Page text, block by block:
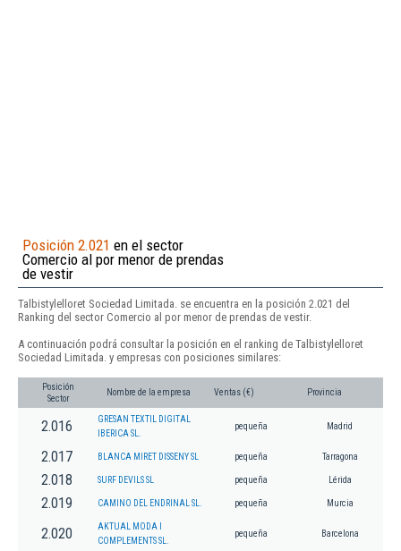
Posición 2.021 en el sector
Comercio al por menor de prendas
de vestir
Talbistylelloret Sociedad Limitada. se encuentra en la posición 2.021 del
Ranking del sector Comercio al por menor de prendas de vestir.
A continuación podrá consultar la posición en el ranking de Talbistylelloret
Sociedad Limitada. y empresas con posiciones similares:
Posición
Sector
Nombre de la empresa Ventas (€) Provincia
2.016
GRESAN TEXTIL DIGITAL
IBERICA SL.
pequeña Madrid
2.017 BLANCA MIRET DISSENY SL pequeña Tarragona
2.018 SURF DEVILS SL pequeña Lérida
2.019 CAMINO DEL ENDRINAL SL. pequeña Murcia
2.020
AKTUAL MODA I
COMPLEMENTS SL.
pequeña Barcelona